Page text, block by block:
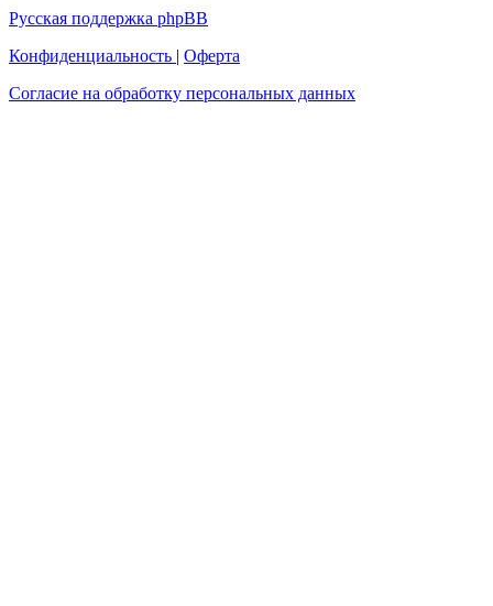
Русская поддержка phpBB
Конфиденциальность | Оферта
Согласие на обработку персональных данных